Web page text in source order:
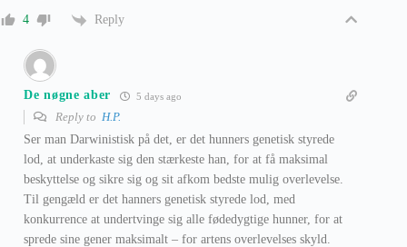
4 Reply
De nøgne aber 5 days ago
Reply to H.P.
Ser man Darwinistisk på det, er det hunners genetisk styrede
lod, at underkaste sig den stærkeste han, for at få maksimal
beskyttelse og sikre sig og sit afkom bedste mulig overlevelse.
Til gengæld er det hanners genetisk styrede lod, med
konkurrence at undertvinge sig alle fødedygtige hunner, for at
sprede sine gener maksimalt – for artens overlevelses skyld.